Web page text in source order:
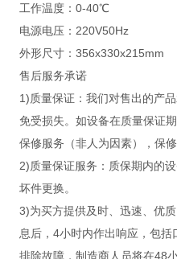
工作温度：0-40℃
电源电压：220V50Hz
外形尺寸：356x330x215mm
售后服务承诺
1)质量保证：我们对售出的产
免受损失。如设备在质量保证
保修服务（非人为因素），保修
2)质量保证服务：质保期内的
坏件更换。
3)为买方提供及时、迅速、优
息后，4小时内作出响应，包
排除故障，制造商人员将在48